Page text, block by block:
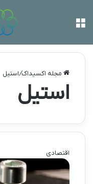
مجله اکسیداک/استیل
استیل
اقتصادی